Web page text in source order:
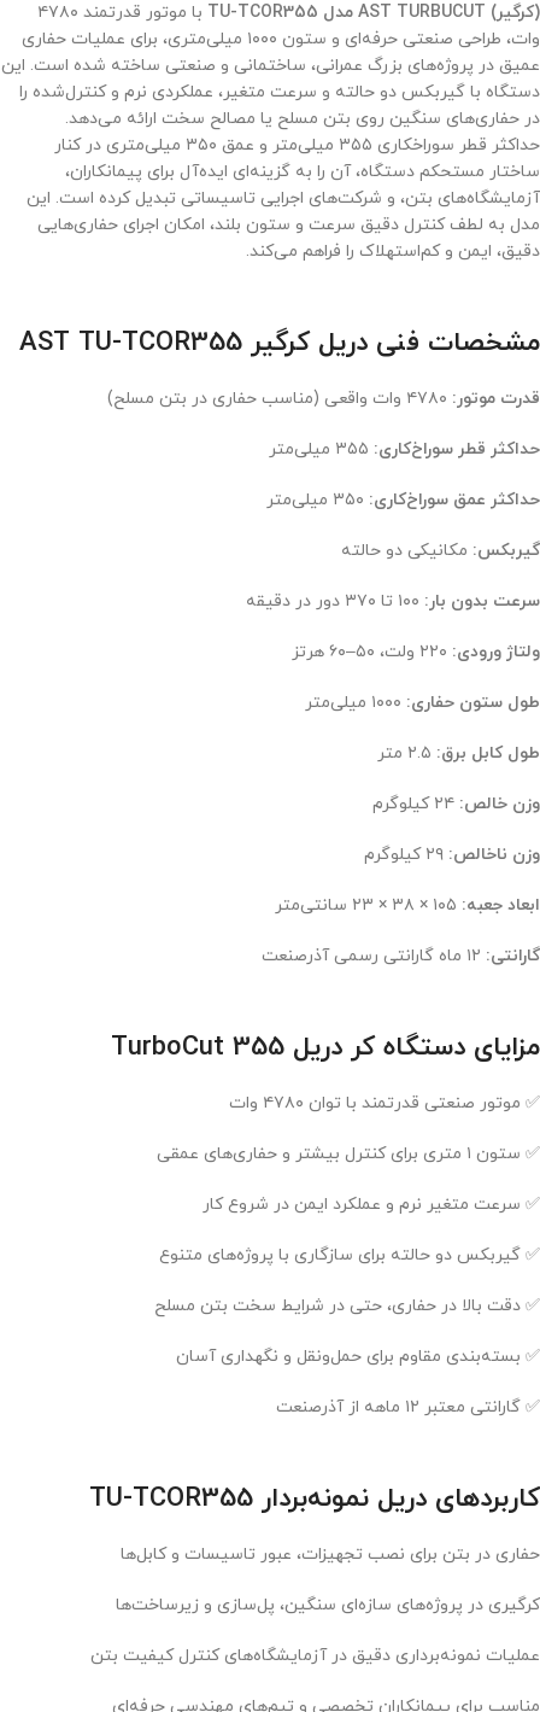
(کرگیر) AST TURBUCUT مدل TU-TCOR355
با موتور قدرتمند ۴۷۸۰
وات، طراحی صنعتی حرفه‌ای و ستون ۱۰۰۰ میلی‌متری، برای عملیات حفاری
عمیق در پروژه‌های بزرگ عمرانی، ساختمانی و صنعتی ساخته شده است. این
دستگاه با گیربکس دو حالته و سرعت متغیر، عملکردی نرم و کنترل‌شده را
در حفاری‌های سنگین روی بتن مسلح یا مصالح سخت ارائه می‌دهد.
حداکثر قطر سوراخکاری ۳۵۵ میلی‌متر و عمق ۳۵۰ میلی‌متری در کنار
ساختار مستحکم دستگاه، آن را به گزینه‌ای ایده‌آل برای پیمانکاران،
آزمایشگاه‌های بتن، و شرکت‌های اجرایی تاسیساتی تبدیل کرده است. این
مدل به لطف کنترل دقیق سرعت و ستون بلند، امکان اجرای حفاری‌هایی
دقیق، ایمن و کم‌استهلاک را فراهم می‌کند.
مشخصات فنی دریل کرگیر AST TU-TCOR355
قدرت موتور:
حداکثر قطر سوراخ‌کاری:
حداکثر عمق سوراخ‌کاری:
گیربکس: مکانیکی دو حالته
سرعت بدون بار:
ولتاژ ورودی:
طول ستون حفاری:
طول کابل برق:
وزن خالص:
وزن ناخالص:
ابعاد جعبه:
گارانتی:
مزایای دستگاه کر دریل TurboCut 355
✅ موتور صنعتی قدرتمند با توان ۴۷۸۰ وات
✅ ستون ۱ متری برای کنترل بیشتر و حفاری‌های عمقی
✅ سرعت متغیر نرم و عملکرد ایمن در شروع کار
✅ گیربکس دو حالته برای سازگاری با پروژه‌های متنوع
✅ دقت بالا در حفاری، حتی در شرایط سخت بتن مسلح
✅ بسته‌بندی مقاوم برای حمل‌ونقل و نگهداری آسان
✅ گارانتی معتبر ۱۲ ماهه از آذرصنعت
کاربردهای دریل نمونه‌بردار TU-TCOR355
حفاری در بتن برای نصب تجهیزات، عبور تاسیسات و کابل‌ها
کرگیری در پروژه‌های سازه‌ای سنگین، پل‌سازی و زیرساخت‌ها
عملیات نمونه‌برداری دقیق در آزمایشگاه‌های کنترل کیفیت بتن
مناسب برای پیمانکاران تخصصی و تیم‌های مهندسی حرفه‌ای